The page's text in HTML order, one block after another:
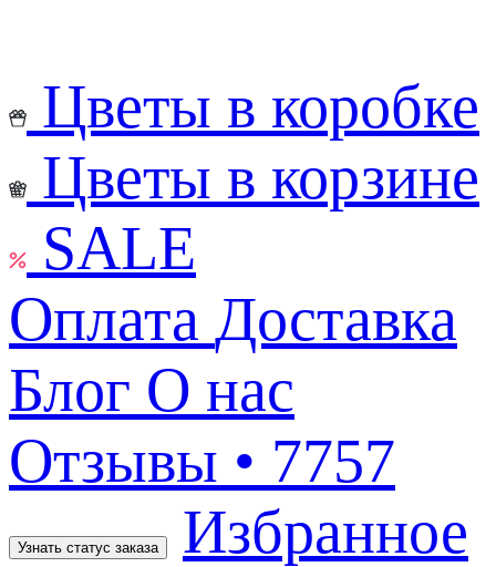
Цветы в коробке
Цветы в корзине
SALE
Оплата Доставка
Блог О нас
Отзывы • 7757
Узнать статус заказа Избранное